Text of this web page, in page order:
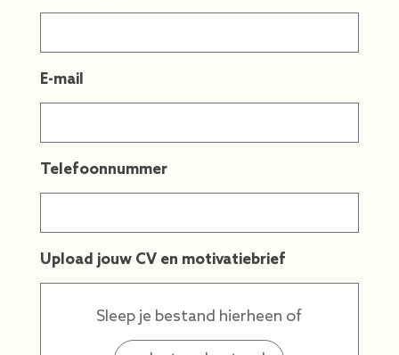
E-mail
Telefoonnummer
Upload jouw CV en motivatiebrief
Sleep je bestand hierheen of